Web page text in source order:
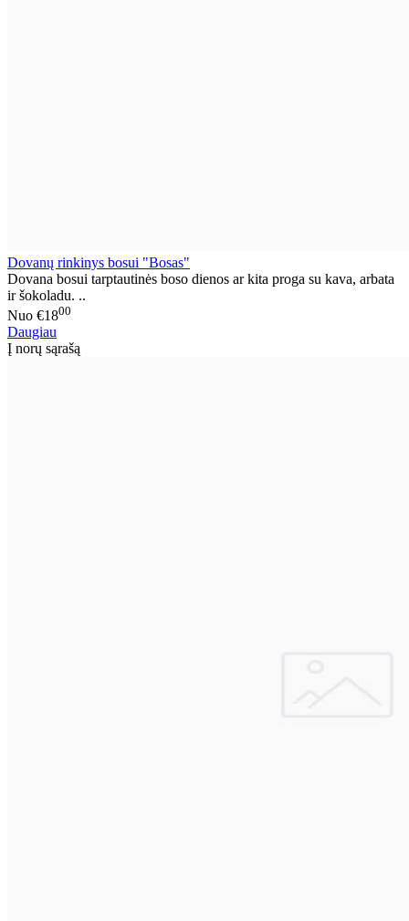
Dovanų rinkinys bosui "Bosas"
Dovana bosui tarptautinės boso dienos ar kita proga su kava, arbata
ir šokoladu. ..
Nuo €1800
Daugiau
Į norų sąrašą